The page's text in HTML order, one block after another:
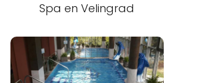
Spa en Velingrad